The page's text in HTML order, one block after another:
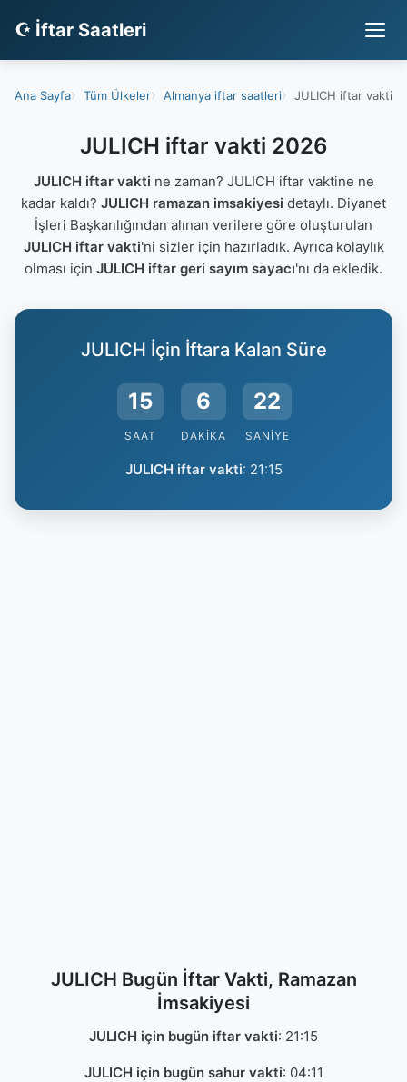
☪ İftar Saatleri
Ana Sayfa Tüm Ülkeler Almanya iftar saatleri JULICH iftar vakti
JULICH iftar vakti 2026
JULICH iftar vakti ne zaman? JULICH iftar vaktine ne
kadar kaldı? JULICH ramazan imsakiyesi detaylı. Diyanet
İşleri Başkanlığından alınan verilere göre oluşturulan
JULICH iftar vakti'ni sizler için hazırladık. Ayrıca kolaylık
olması için JULICH iftar geri sayım sayacı'nı da ekledik.
JULICH İçin İftara Kalan Süre
15
SAAT
6
DAKIKA
21
SANIYE
JULICH iftar vakti: 21:15
JULICH Bugün İftar Vakti, Ramazan
İmsakiyesi
JULICH için bugün iftar vakti: 21:15
JULICH için bugün sahur vakti: 04:11